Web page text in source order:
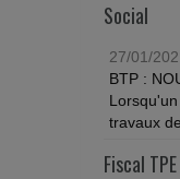
Social
27/01/
BTP :
travaux
Fiscal TPE